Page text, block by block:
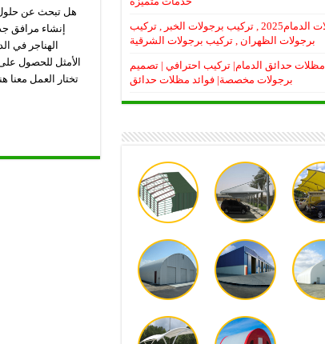
هل تبحث عن حلول
إنشاء مرافق
الهناجر في
الأمثل للحصول
تختار العمل معنا
برجولات الدمام2025 , تركيب برجولات الخبر , تركيب
برجولات الظهران , تركيب برجولات الشرقية
مظلات حدائق الدمام| تركيب احترافي | تصميم
برجولات مخصصة| فوائد مظلات حدائق